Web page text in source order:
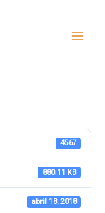
4567
880.11 KB
abril 18, 2018